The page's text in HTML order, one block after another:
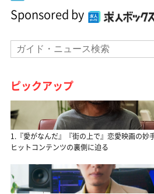
Sponsored by
ピックアップ
1.『愛がなんだ』『街の上で』恋愛映画の妙
ヒットコンテンツの裏側に迫る